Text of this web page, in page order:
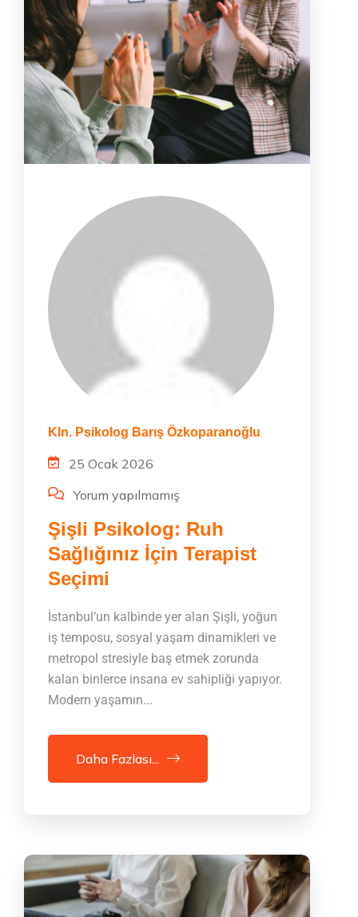
Kln. Psikolog Barış Özkoparanoğlu
25 Ocak 2026
Yorum yapılmamış
Şişli Psikolog: Ruh
Sağlığınız İçin Terapist
Seçimi
İstanbul’un kalbinde yer alan Şişli, yoğun
iş temposu, sosyal yaşam dinamikleri ve
metropol stresiyle baş etmek zorunda
kalan binlerce insana ev sahipliği yapıyor.
Modern yaşamın...
Daha Fazlası...